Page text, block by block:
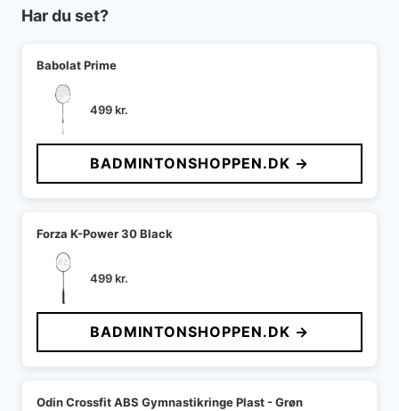
Har du set?
Babolat Prime
499kr.
BADMINTONSHOPPEN.DK →
Forza K-Power 30 Black
499kr.
BADMINTONSHOPPEN.DK →
Odin Crossfit ABS Gymnastikringe Plast - Grøn